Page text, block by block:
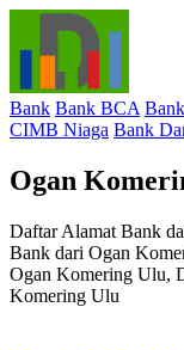
Bank Bank BCA
CIMB Niaga Bank
Ogan
Daftar Alamat Bank
Bank dari Ogan
Ogan Komering Ulu,
Komering Ulu